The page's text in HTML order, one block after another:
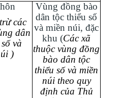
các
dân
và
)
Vùng đồng bào
dân tộc thiểu số
và miền núi, đặc
khu (Các xã
thuộc vùng đồng
bào dân tộc
thiểu số và miền
núi theo quy
định của Thủ